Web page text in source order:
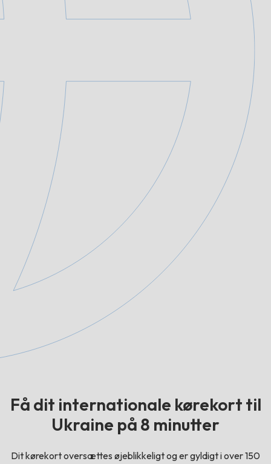
Få dit internationale kørekort til
Ukraine på 8 minutter
Dit kørekort oversættes øjeblikkeligt og er gyldigt i over 150